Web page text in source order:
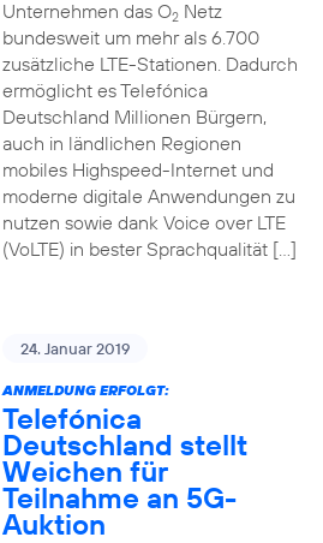
Unternehmen das O2Netz
bundesweit um mehr als 6.700
zusätzliche LTE-Stationen. Dadurch
ermöglicht es Telefónica
Deutschland Millionen Bürgern,
auch in ländlichen Regionen
mobiles Highspeed-Internet und
moderne digitale Anwendungen zu
nutzen sowie dank Voice over LTE
(VoLTE) in bester Sprachqualität […]
24. Januar 2019
ANMELDUNG ERFOLGT:
Telefónica
Deutschland stellt
Weichen für
Teilnahme an 5G-
Auktion